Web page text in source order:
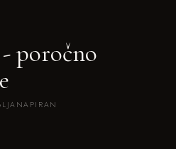
poročno
PIRAN